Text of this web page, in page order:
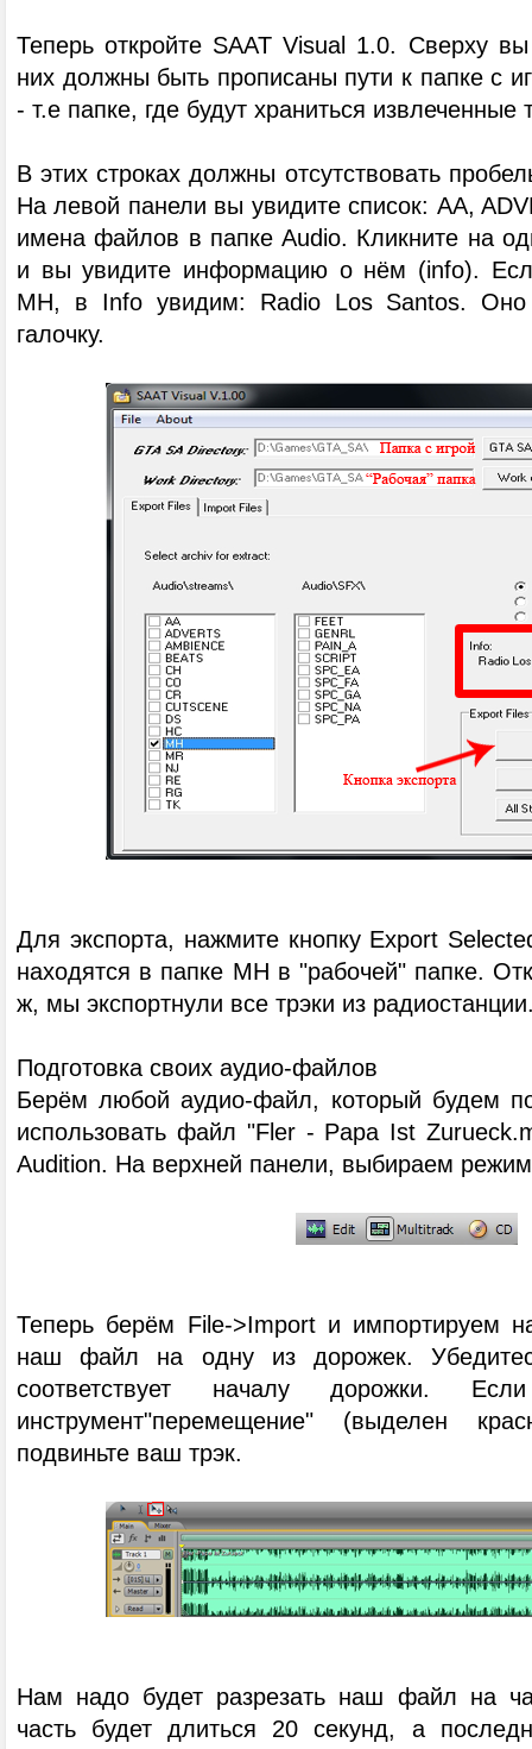
Теперь откройте SAAT Visual 1.0. Сверху
них должны быть прописаны пути к папке с
- т.е папке, где будут храниться извлеченные
В этих строках должны отсутствовать
На левой панели вы увидите список: AA,
имена файлов в папке Audio. Кликните на
и вы увидите информацию о нём (info).
MH, в Info увидим: Radio Los Santos.
галочку.
Для экспорта, нажмите кнопку Export
находятся в папке MH в "рабочей" папке.
ж, мы экспортнули все трэки из
Подготовка своих аудио-файлов
Берём любой аудио-файл, который будем
использовать файл "Fler - Papa Ist
Audition. На верхней панели, выбираем
Теперь берём File->Import и импортируем
наш файл на одну из дорожек.
соответствует началу дорожки.
инструмент"перемещение" (выделен
подвиньте ваш трэк.
Нам надо будет разрезать наш файл на
часть будет длиться 20 секунд, а